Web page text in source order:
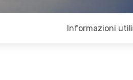
Informazioni utili